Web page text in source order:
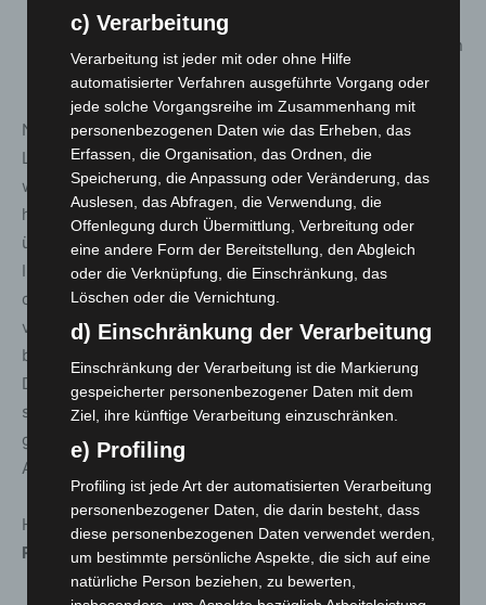
(Durchbruchs-)Infektion und Genesung
Vorliegen einer vollständigen Schutzimpfung vorlegen
Nach Information des Niedersächsischen
Landesgesundheitsamtes kann davon ausgegangen
werden, dass eine natürliche Infektion einer Impfung
hinsichtlich der Immunität und der Nachhaltigkeit
überlegen ist. Erfolgt also nach vollständiger Impfung ein
Impfdurchbruch, dann kann diese Infektion mit einer
dritten Impfung gleichgesetzt werden. Nicht
vorherzusehen ist allerdings, wie Virusmutationen das
bisherige Immunitätsgeschehen beeinflussen werden.
Dennoch kann zumindest in der aktuellen Lage eine
solche Durchbruchsinfektion einer Boosterimpfung
gleichgestellt werden. Dies geschieht deshalb jetzt in § 7
Absatz 6.
Hinzu kommen zwei weitere
Ausnahmen von der 2Gplus
Regelung :
c) Verarbeitung
Verarbeitung ist jeder mit oder ohne Hilfe
automatisierter Verfahren ausgeführte Vorgang oder
jede solche Vorgangsreihe im Zusammenhang mit
personenbezogenen Daten wie das Erheben, das
Erfassen, die Organisation, das Ordnen, die
Speicherung, die Anpassung oder Veränderung, das
Auslesen, das Abfragen, die Verwendung, die
Offenlegung durch Übermittlung, Verbreitung oder
eine andere Form der Bereitstellung, den Abgleich
oder die Verknüpfung, die Einschränkung, das
Löschen oder die Vernichtung.
d) Einschränkung der Verarbeitung
Einschränkung der Verarbeitung ist die Markierung
gespeicherter personenbezogener Daten mit dem
Ziel, ihre künftige Verarbeitung einzuschränken.
e) Profiling
Profiling ist jede Art der automatisierten Verarbeitung
personenbezogener Daten, die darin besteht, dass
diese personenbezogenen Daten verwendet werden,
um bestimmte persönliche Aspekte, die sich auf eine
natürliche Person beziehen, zu bewerten,